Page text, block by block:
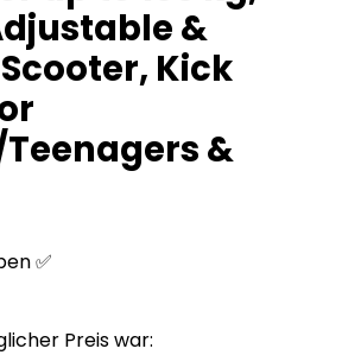
&
Kick
&
✅
Preis war: